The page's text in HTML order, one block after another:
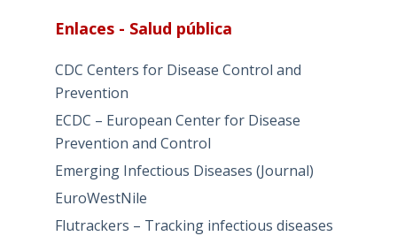
Enlaces - Salud pública
CDC Centers for Disease Control and
Prevention
ECDC – European Center for Disease
Prevention and Control
Emerging Infectious Diseases (Journal)
EuroWestNile
Flutrackers – Tracking infectious diseases